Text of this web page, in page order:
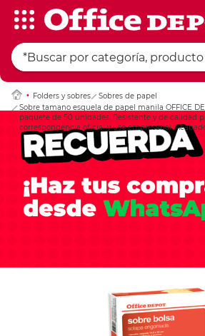
Folders y sobres
Sobres de papel
Sobre tamano esquela de papel manila OFFICE
paquete de 50 unidades. Resistente y de calidad
correspondencia oficial y uso empresarial.